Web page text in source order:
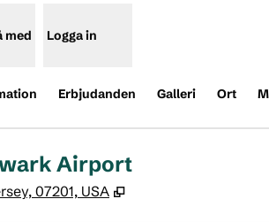
med Logga in
Erbjudanden Galleri Ort
Airport
07201, USA ,